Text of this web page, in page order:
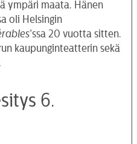
ympäri maata. Hänen
oli Helsingin
’ssa 20 vuotta sitten.
kaupunginteatterin sekä
6.